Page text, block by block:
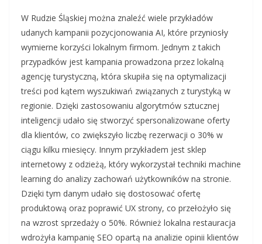
W Rudzie Śląskiej można znaleźć wiele przykładów
udanych kampanii pozycjonowania AI, które przyniosły
wymierne korzyści lokalnym firmom. Jednym z takich
przypadków jest kampania prowadzona przez lokalną
agencję turystyczną, która skupiła się na optymalizacji
treści pod kątem wyszukiwań związanych z turystyką w
regionie. Dzięki zastosowaniu algorytmów sztucznej
inteligencji udało się stworzyć spersonalizowane oferty
dla klientów, co zwiększyło liczbę rezerwacji o 30% w
ciągu kilku miesięcy. Innym przykładem jest sklep
internetowy z odzieżą, który wykorzystał techniki machine
learning do analizy zachowań użytkowników na stronie.
Dzięki tym danym udało się dostosować ofertę
produktową oraz poprawić UX strony, co przełożyło się
na wzrost sprzedaży o 50%. Również lokalna restauracja
wdrożyła kampanię SEO opartą na analizie opinii klientów